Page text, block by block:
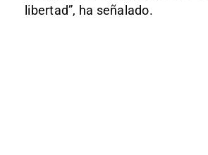
libertad”, ha señalado.